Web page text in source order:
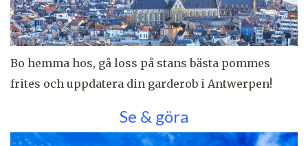
Bo hemma hos, gå loss på stans bästa pommes
frites och uppdatera din garderob i Antwerpen!
Se & göra